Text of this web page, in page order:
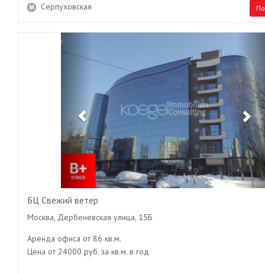
Серпуховская
БЦ Свежий ветер
Москва, Дербеневская улица, 15Б
Аренда офиса от 86 кв.м.
Цена от 24000 руб. за кв.м. в год